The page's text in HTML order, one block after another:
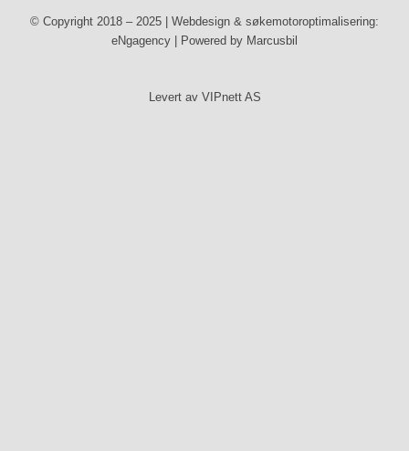
© Copyright 2018 – 2025 | Webdesign & søkemotoroptimalisering:
eNgagency | Powered by Marcusbil
Levert av VIPnett AS